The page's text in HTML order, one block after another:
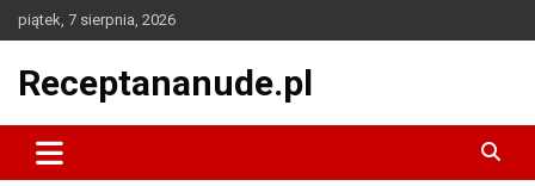
Skip
to
piątek, 7 sierpnia, 2026
Receptananude.pl